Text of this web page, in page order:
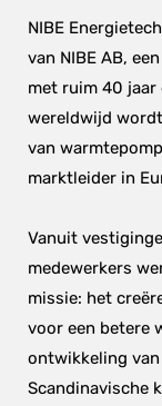
NIBE
van NIBE AB,
met ruim 40
wereldwijd
van
marktleider in
Vanuit
medewerkers
missie: het
voor een betere
ontwikkeling
Scandinavische